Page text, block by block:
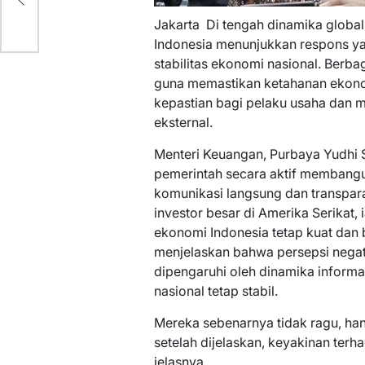
Jakarta  Di tengah dinamika
Indonesia menunjukkan respons
stabilitas ekonomi nasional.
guna memastikan ketahanan
kepastian bagi pelaku usaha dan
eksternal.
Menteri Keuangan, Purbaya
pemerintah secara aktif
komunikasi langsung dan
investor besar di Amerika Serikat,
ekonomi Indonesia tetap kuat dan
menjelaskan bahwa persepsi
dipengaruhi oleh dinamika
nasional tetap stabil.
Mereka sebenarnya tidak ragu,
setelah dijelaskan, keyakinan
jelasnya.